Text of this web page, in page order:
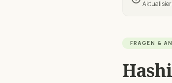
FRAGEN &